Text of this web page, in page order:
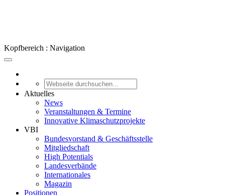
Kopfbereich : Navigation
Aktuelles
News
Veranstaltungen & Termine
Innovative Klimaschutzprojekte
VBI
Bundesvorstand & Geschäftsstelle
Mitgliedschaft
High Potentials
Landesverbände
Internationales
Magazin
Positionen